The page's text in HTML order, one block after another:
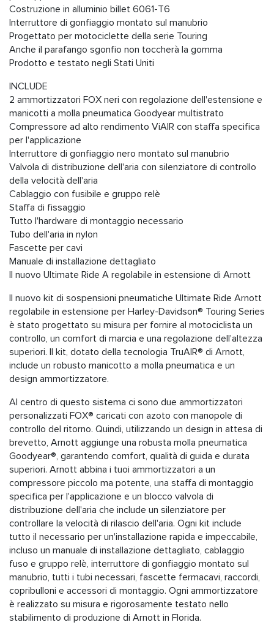
Costruzione in alluminio billet 6061-T6
Interruttore di gonfiaggio montato sul manubrio
Progettato per motociclette della serie Touring
Anche il parafango sgonfio non toccherà la gomma
Prodotto e testato negli Stati Uniti
INCLUDE
2 ammortizzatori FOX neri con regolazione dell'estensione e
manicotti a molla pneumatica Goodyear multistrato
Compressore ad alto rendimento ViAIR con staffa specifica
per l'applicazione
Interruttore di gonfiaggio nero montato sul manubrio
Valvola di distribuzione dell'aria con silenziatore di controllo
della velocità dell'aria
Cablaggio con fusibile e gruppo relè
Staffa di fissaggio
Tutto l'hardware di montaggio necessario
Tubo dell'aria in nylon
Fascette per cavi
Manuale di installazione dettagliato
Il nuovo Ultimate Ride A regolabile in estensione di Arnott
Il nuovo kit di sospensioni pneumatiche Ultimate Ride Arnott
regolabile in estensione per Harley-Davidson® Touring Series
è stato progettato su misura per fornire al motociclista un
controllo, un comfort di marcia e una regolazione dell'altezza
superiori. Il kit, dotato della tecnologia TruAIR® di Arnott,
include un robusto manicotto a molla pneumatica e un
design ammortizzatore.
Al centro di questo sistema ci sono due ammortizzatori
personalizzati FOX® caricati con azoto con manopole di
controllo del ritorno. Quindi, utilizzando un design in attesa di
brevetto, Arnott aggiunge una robusta molla pneumatica
Goodyear®, garantendo comfort, qualità di guida e durata
superiori. Arnott abbina i tuoi ammortizzatori a un
compressore piccolo ma potente, una staffa di montaggio
specifica per l'applicazione e un blocco valvola di
distribuzione dell'aria che include un silenziatore per
controllare la velocità di rilascio dell'aria. Ogni kit include
tutto il necessario per un'installazione rapida e impeccabile,
incluso un manuale di installazione dettagliato, cablaggio
fuso e gruppo relè, interruttore di gonfiaggio montato sul
manubrio, tutti i tubi necessari, fascette fermacavi, raccordi,
copribulloni e accessori di montaggio. Ogni ammortizzatore
è realizzato su misura e rigorosamente testato nello
stabilimento di produzione di Arnott in Florida.